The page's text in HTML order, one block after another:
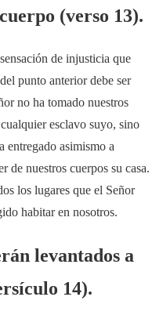
(verso 13).
de injusticia que
punto anterior debe ser
no ha tomado nuestros
esclavo suyo, sino
entregado asimismo a
de nuestros cuerpos su casa.
los lugares que el Señor
habitar en nosotros.
levantados a
14).